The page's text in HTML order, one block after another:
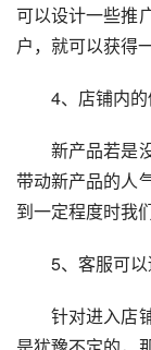
可以设计一些推
户，就可以获得
4、店铺内的
新产品若是没
带动新产品的人
到一定程度时我
5、客服可以
针对进入店铺